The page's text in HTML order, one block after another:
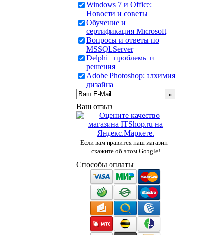
Windows 7 и Office:
Новости и советы
Обучение и
сертификация Microsoft
Вопросы и ответы по
MSSQLServer
Delphi - проблемы и
решения
Adobe Photoshop: алхимия
дизайна
Ваш отзыв
Если вам нравится наш магазин -
скажите об этом Google!
Способы оплаты